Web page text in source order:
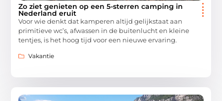
Zo ziet genieten op een 5-sterren camping in
Nederland eruit
Voor wie denkt dat kamperen altijd gelijkstaat aan
primitieve wc’s, afwassen in de buitenlucht en kleine
tentjes, is het hoog tijd voor een nieuwe ervaring.
Vakantie